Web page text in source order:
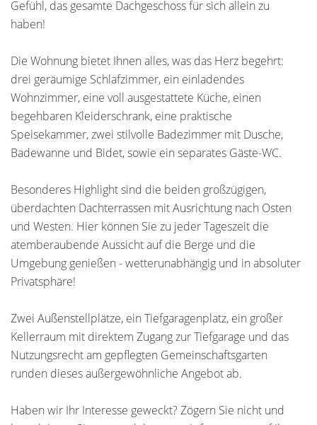
Gefühl, das gesamte Dachgeschoss für sich allein zu
haben!
Die Wohnung bietet Ihnen alles, was das Herz begehrt:
drei geräumige Schlafzimmer, ein einladendes
Wohnzimmer, eine voll ausgestattete Küche, einen
begehbaren Kleiderschrank, eine praktische
Speisekammer, zwei stilvolle Badezimmer mit Dusche,
Badewanne und Bidet, sowie ein separates Gäste-WC.
Besonderes Highlight sind die beiden großzügigen,
überdachten Dachterrassen mit Ausrichtung nach Osten
und Westen. Hier können Sie zu jeder Tageszeit die
atemberaubende Aussicht auf die Berge und die
Umgebung genießen - wetterunabhängig und in absoluter
Privatsphäre!
Zwei Außenstellplätze, ein Tiefgaragenplatz, ein großer
Kellerraum mit direktem Zugang zur Tiefgarage und das
Nutzungsrecht am gepflegten Gemeinschaftsgarten
runden dieses außergewöhnliche Angebot ab.
Haben wir Ihr Interesse geweckt? Zögern Sie nicht und